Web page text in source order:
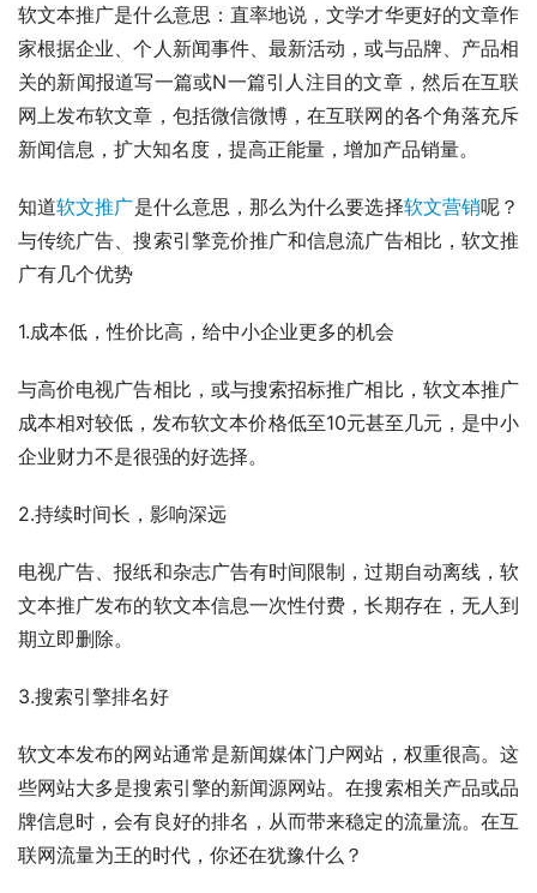
软文本推广是什么意思：直率地说，文学才华更好的文章作
家根据企业、个人新闻事件、最新活动，或与品牌、产品相
关的新闻报道写一篇或N一篇引人注目的文章，然后在互联
网上发布软文章，包括微信微博，在互联网的各个角落充斥
新闻信息，扩大知名度，提高正能量，增加产品销量。
知道软文推广是什么意思，那么为什么要选择软文营销呢？
与传统广告、搜索引擎竞价推广和信息流广告相比，软文推
广有几个优势
1.成本低，性价比高，给中小企业更多的机会
与高价电视广告相比，或与搜索招标推广相比，软文本推广
成本相对较低，发布软文本价格低至10元甚至几元，是中小
企业财力不是很强的好选择。
2.持续时间长，影响深远
电视广告、报纸和杂志广告有时间限制，过期自动离线，软
文本推广发布的软文本信息一次性付费，长期存在，无人到
期立即删除。
3.搜索引擎排名好
软文本发布的网站通常是新闻媒体门户网站，权重很高。这
些网站大多是搜索引擎的新闻源网站。在搜索相关产品或品
牌信息时，会有良好的排名，从而带来稳定的流量流。在互
联网流量为王的时代，你还在犹豫什么？